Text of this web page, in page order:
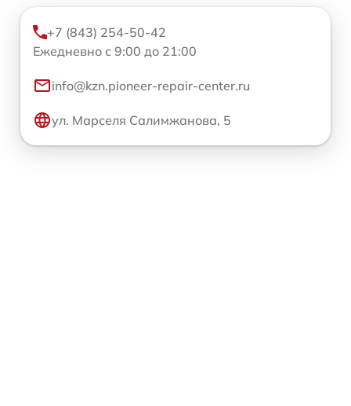
+7 (843) 254-50-42
Ежедневно с 9:00 до 21:00
info@kzn.pioneer-repair-center.ru
ул. Марселя Салимжанова, 5